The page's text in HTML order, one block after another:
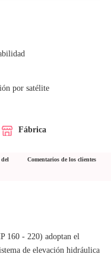
por satélite
Fábrica
del Comentarios de los clientes
160 - 220) adoptan el
de elevación hidráulica